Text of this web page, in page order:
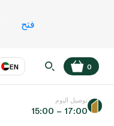
فتح
EN
عر
0
توصيل اليوم
15:00 – 17:00